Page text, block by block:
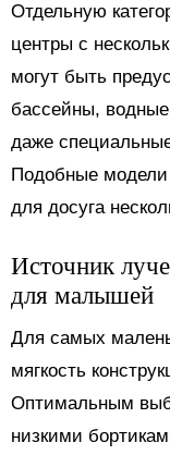
Отдельную
центры с
могут быть
бассейны,
даже
Подобные
для досуга
Источник
для малышей
Для самых
мягкость
Оптимальным
низкими